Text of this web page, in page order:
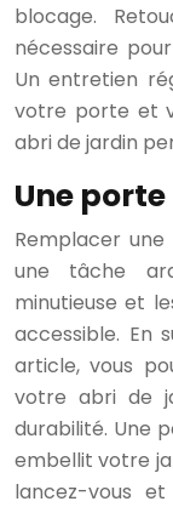
blocage.
nécessaire
Un entretien
votre porte et
abri de jardin
Une
Remplacer
une tâche
minutieuse et
accessible. En
article, vous
votre abri de
durabilité. Une
embellit votre
lancez-vous